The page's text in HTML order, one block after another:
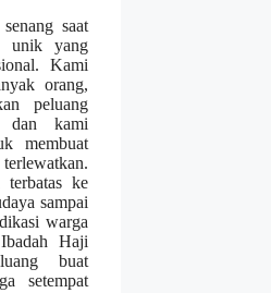
saat
unik yang
Kami
orang,
peluang
dan kami
membuat
ke
sampai
warga
Haji
buat
setempat